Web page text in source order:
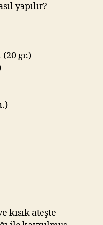
yapılır?
(20 gr.)
kısık ateşte